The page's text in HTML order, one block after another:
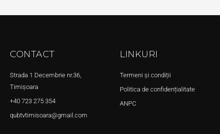
CONTACT
Strada 1 Decembrie nr.36,
Timișoara
+40 723 275 354
qubtvtimisoara@gmail.com
LINKURI
Termeni și condiții
Politica de confidențialitate
ANPC